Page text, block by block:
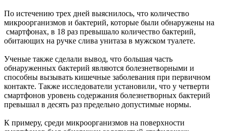
По истечению трех дней выяснилось, что количество
микроорганизмов и бактерий, которые были обнаружены на
смартфонах, в 18 раз превышало количество бактерий,
обитающих на ручке слива унитаза в мужском туалете.
Ученые также сделали вывод, что большая часть
обнаруженных бактерий являются болезнетворными и
способны вызывать кишечные заболевания при первичном
контакте. Также исследователи установили, что у четверти
смартфонов уровень содержания болезнетворных бактерий
превышал в десять раз предельно допустимые нормы.
К примеру, среди микроорганизмов на поверхности